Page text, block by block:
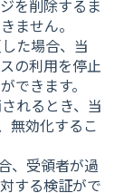
を削除するま
ません。
た場合、当
の利用を停止
できます。
れるとき、当
無効化するこ
、受領者が過
する検証がで